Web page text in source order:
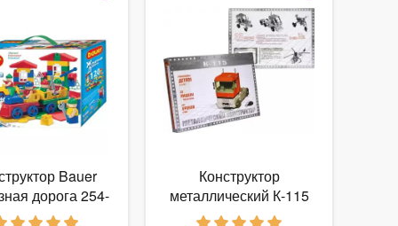
Bauer
дорога 254-
120
Конструктор
металлический К-115
(300 деталей)